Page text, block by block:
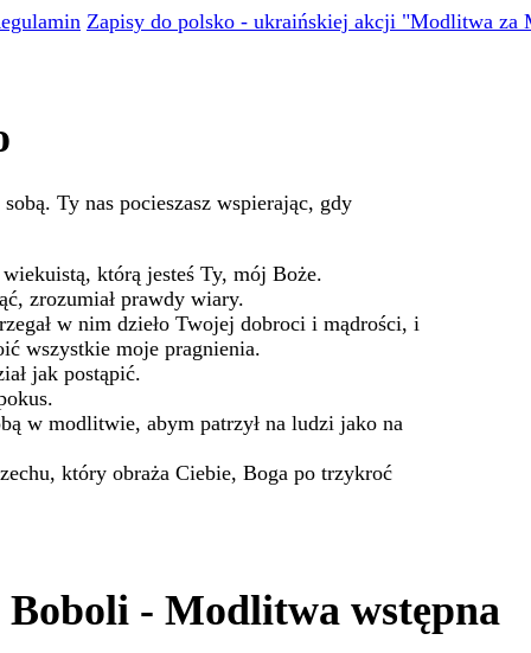
Zapisy do polsko - ukraińskiej akcji "Modlitwa za
Ty nas pocieszasz wspierając, gdy
którą jesteś Ty, mój Boże.
zrozumiał prawdy wiary.
w nim dzieło Twojej dobroci i mądrości, i
wszystkie moje pragnienia.
jak postąpić.
w modlitwie, abym patrzył na ludzi jako na
który obraża Ciebie, Boga po trzykroć
Boboli - Modlitwa wstępna